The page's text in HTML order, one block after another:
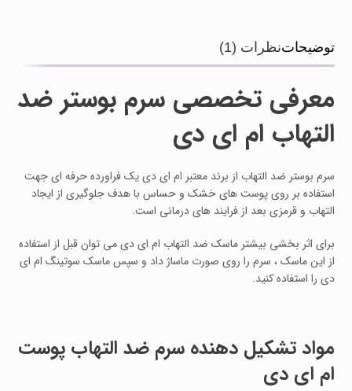
توضیحاتنظرات (1)
معرفی تخصصی سرم بوستر ضد
التهاب ام ای دی
سرم بوستر ضد التهاب از برند معتبر ام ای دی یک فراورده حرفه ای جهت
استفاده بر روی پوست های خشک و حساس با هدف جلوگیری از ایجاد
التهاب و قرمزی بعد از فرایند های درمانی است.
برای اثر بخشی بیشتر ماسک ضد التهاب ام ای دی می توان قبل از استفاده
از این ماسک ، سرم را روی صورت ماساژ داد و سپس ماسک سوتینگ ام ای
دی را استفاده کنید.
مواد تشکیل دهنده سرم ضد التهاب پوست
ام ای دی